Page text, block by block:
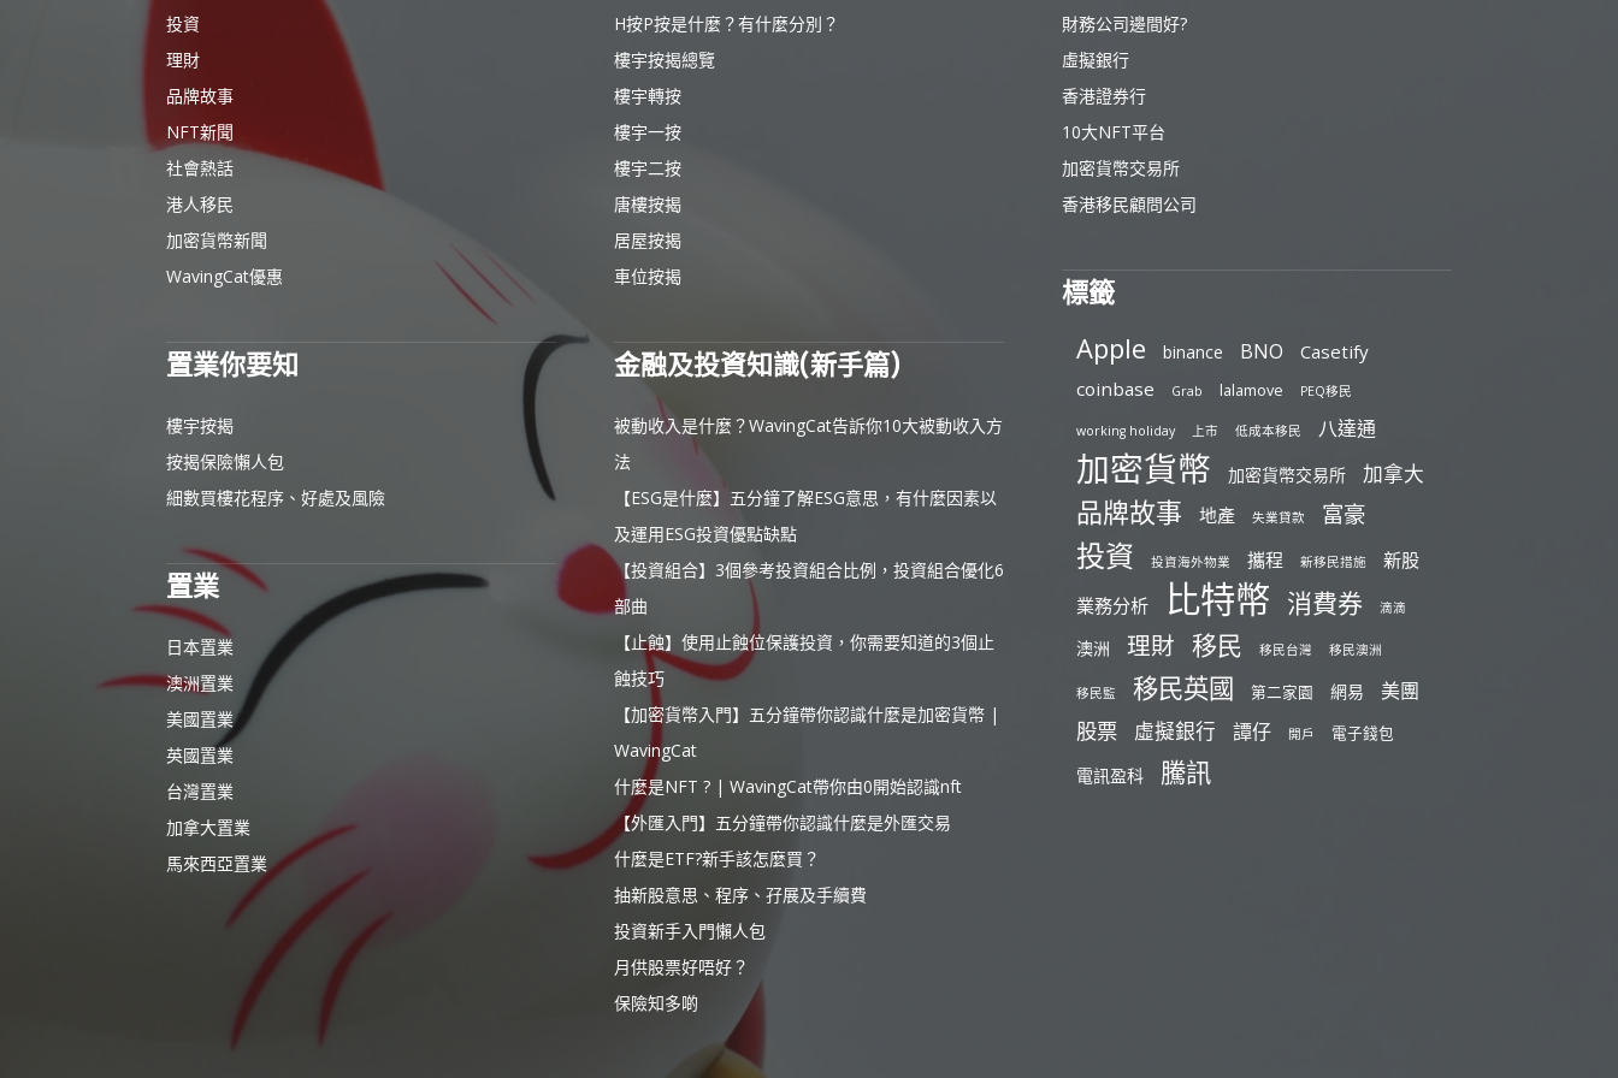
投資
理財
品牌故事
NFT新聞
社會熱話
港人移民
加密貨幣新聞
WavingCat優惠
置業你要知
樓宇按揭
按揭保險懶人包
細數買樓花程序、好處及風險
置業
日本置業
澳洲置業
美國置業
英國置業
台灣置業
加拿大置業
馬來西亞置業
H按P按是什麼？有什麼分別？
樓宇按揭總覽
樓宇轉按
樓宇一按
樓宇二按
唐樓按揭
居屋按揭
車位按揭
金融及投資知識(新手篇)
被動收入是什麼？WavingCat告訴你10大被動收入方
法
【ESG是什麼】五分鐘了解ESG意思，有什麼因素以
及運用ESG投資優點缺點
【投資組合】3個參考投資組合比例，投資組合優化6
部曲
【止蝕】使用止蝕位保護投資，你需要知道的3個止
蝕技巧
【加密貨幣入門】五分鐘帶你認識什麼是加密貨幣 |
WavingCat
什麼是NFT ? | WavingCat帶你由0開始認識nft
【外匯入門】五分鐘帶你認識什麼是外匯交易
什麼是ETF?新手該怎麼買？
抽新股意思、程序、孖展及手續費
投資新手入門懶人包
月供股票好唔好？
保險知多啲
財務公司邊間好?
虛擬銀行
香港證券行
10大NFT平台
加密貨幣交易所
香港移民顧問公司
標籤
Apple binance BNO
Casetify
coinbase
Grab lalamove PEQ移民
working holiday 上市 低成本移民 八達通
加密貨幣 加密貨幣交易所 加拿大
品牌故事 地產 失業貸款 富豪
投資 投資海外物業 攜程 新移民措施
新股
業務分析
比特幣 消費券 滴滴
澳洲 理財 移民 移民台灣 移民澳洲
移民監 移民英國 第二家園 網易 美團
股票 虛擬銀行 譚仔 開戶 電子錢包
電訊盈科 騰訊